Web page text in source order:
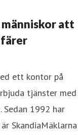
människor att
ett kontor på
tjänster med
Sedan 1992 har
SkandiaMäklarna